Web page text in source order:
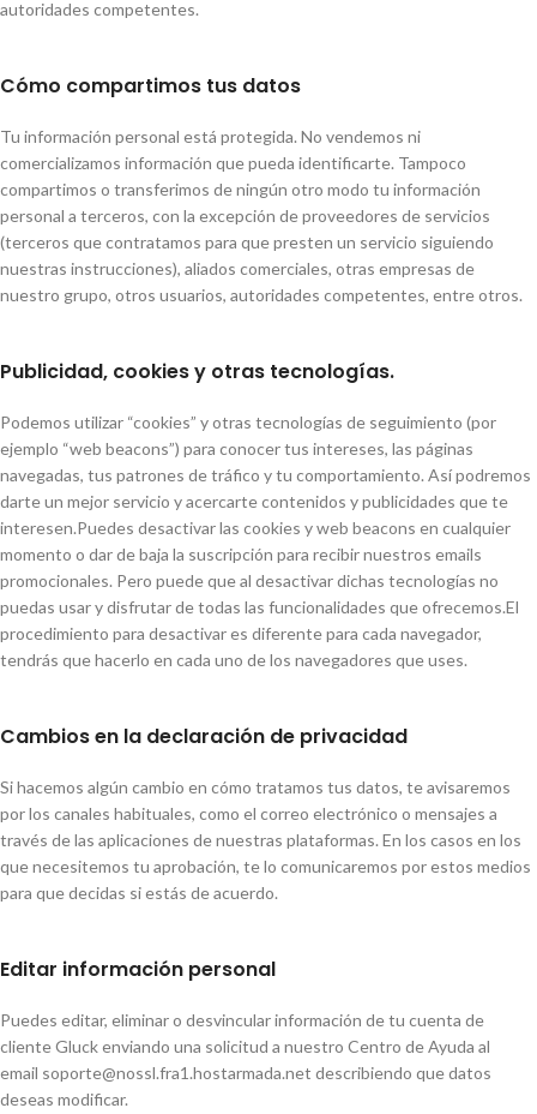
autoridades competentes.
Cómo compartimos tus datos
Tu información personal está protegida. No vendemos ni
comercializamos información que pueda identificarte. Tampoco
compartimos o transferimos de ningún otro modo tu información
personal a terceros, con la excepción de proveedores de servicios
(terceros que contratamos para que presten un servicio siguiendo
nuestras instrucciones), aliados comerciales, otras empresas de
nuestro grupo, otros usuarios, autoridades competentes, entre otros.
Publicidad, cookies y otras tecnologías.
Podemos utilizar “cookies” y otras tecnologías de seguimiento (por
ejemplo “web beacons”) para conocer tus intereses, las páginas
navegadas, tus patrones de tráfico y tu comportamiento. Así podremos
darte un mejor servicio y acercarte contenidos y publicidades que te
interesen.Puedes desactivar las cookies y web beacons en cualquier
momento o dar de baja la suscripción para recibir nuestros emails
promocionales. Pero puede que al desactivar dichas tecnologías no
puedas usar y disfrutar de todas las funcionalidades que ofrecemos.El
procedimiento para desactivar es diferente para cada navegador,
tendrás que hacerlo en cada uno de los navegadores que uses.
Cambios en la declaración de privacidad
Si hacemos algún cambio en cómo tratamos tus datos, te avisaremos
por los canales habituales, como el correo electrónico o mensajes a
través de las aplicaciones de nuestras plataformas. En los casos en los
que necesitemos tu aprobación, te lo comunicaremos por estos medios
para que decidas si estás de acuerdo.
Editar información personal
Puedes editar, eliminar o desvincular información de tu cuenta de
cliente Gluck enviando una solicitud a nuestro Centro de Ayuda al
email soporte@nossl.fra1.hostarmada.net describiendo que datos
deseas modificar.